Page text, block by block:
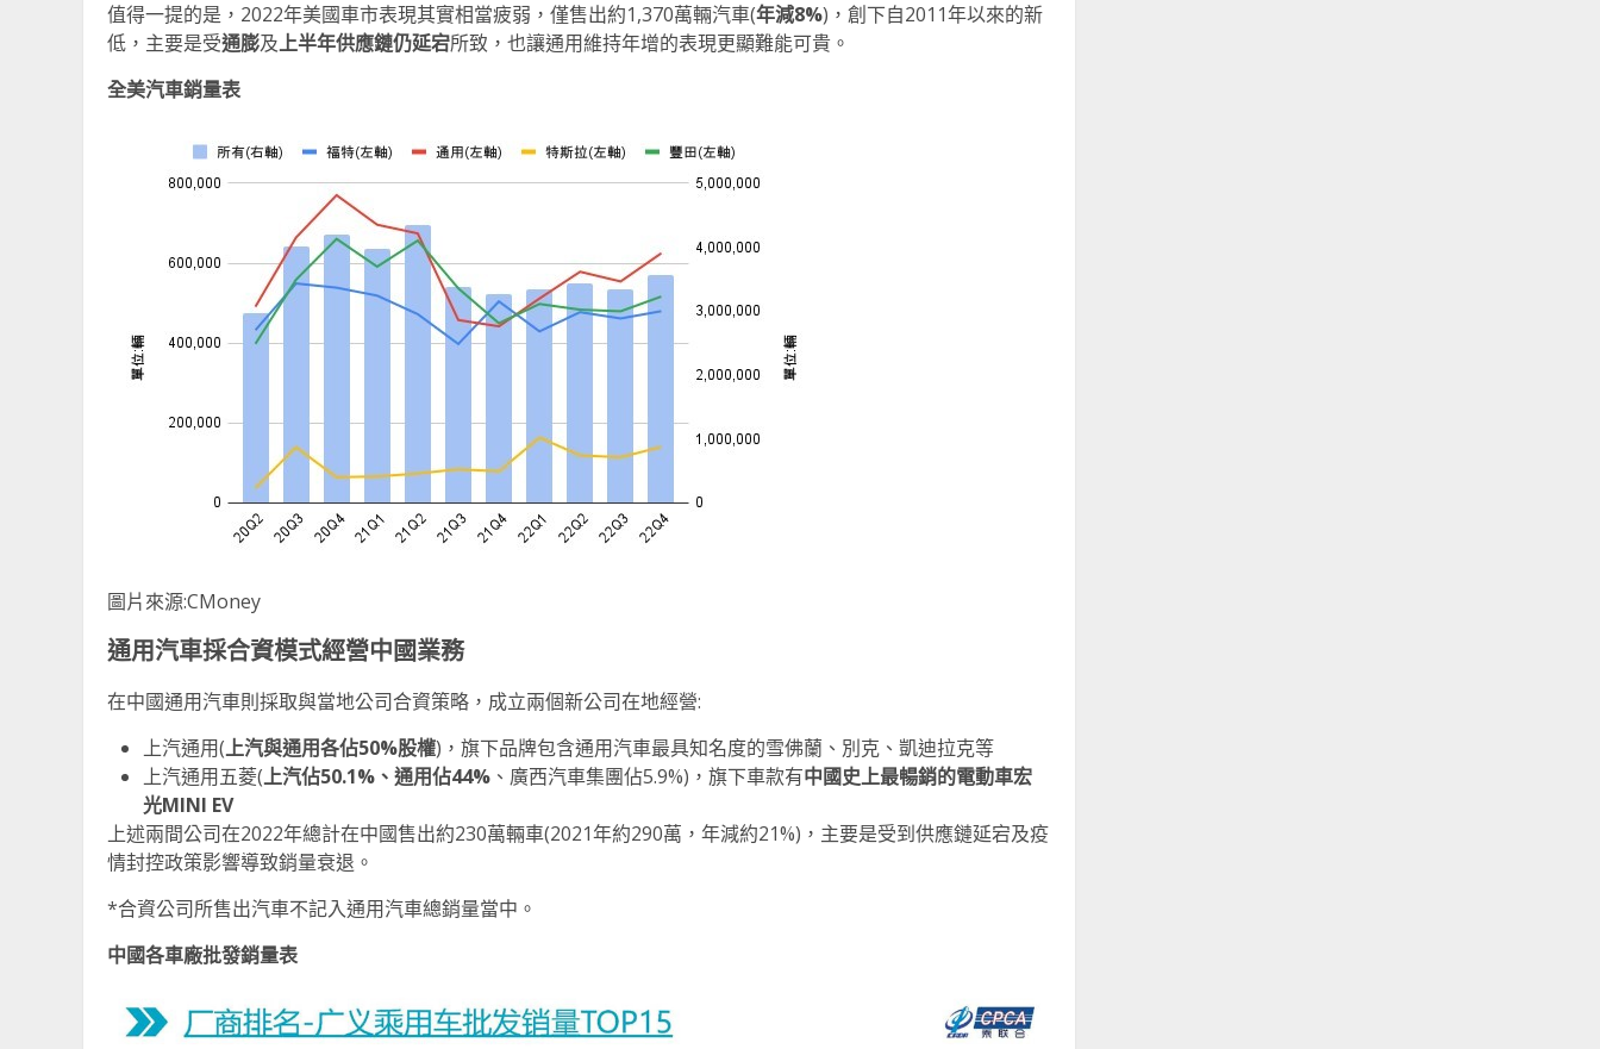
值得一提的是，2022年美國車市表現其實相當疲弱，僅售出約1,370萬輛汽車(年減8%)，創下自2011年以來的新
低，主要是受通膨及上半年供應鏈仍延宕所致，也讓通用維持年增的表現更顯難能可貴。
全美汽車銷量表
圖片來源:CMoney
通用汽車採合資模式經營中國業務
在中國通用汽車則採取與當地公司合資策略，成立兩個新公司在地經營:
上汽通用(上汽與通用各佔50%股權)，旗下品牌包含通用汽車最具知名度的雪佛蘭、別克、凱迪拉克等
上汽通用五菱(上汽佔50.1% 、通用佔44% 、廣西汽車集團佔5.9%)，旗下車款有中國史上最暢銷的電動車宏
光MINI EV
上述兩間公司在2022年總計在中國售出約230萬輛車(2021年約290萬，年減約21%)，主要是受到供應鏈延宕及疫
情封控政策影響導致銷量衰退。
*合資公司所售出汽車不記入通用汽車總銷量當中。
中國各車廠批發銷量表